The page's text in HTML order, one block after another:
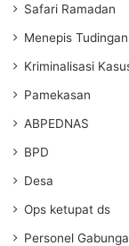
Safari Ramadan
Menepis
Kriminalisasi
Pamekasan
ABPEDNAS
BPD
Desa
Ops ketupat ds
Personel